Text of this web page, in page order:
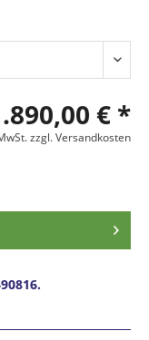
€ *
zzgl. Versandkosten